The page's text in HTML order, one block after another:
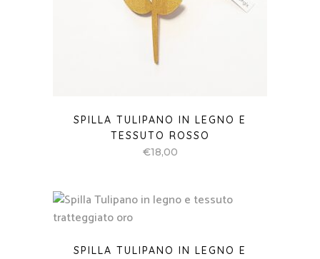
SPILLA TULIPANO IN LEGNO E
TESSUTO ROSSO
€18,00
SPILLA TULIPANO IN LEGNO E